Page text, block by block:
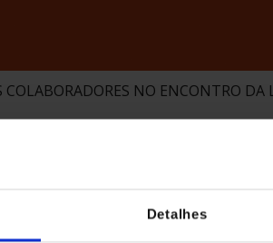
Detalhes
NO ENCONTRO DA